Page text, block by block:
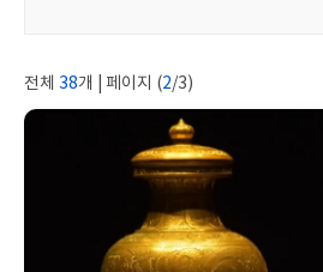
전체 38개 | 페이지 (2/3)